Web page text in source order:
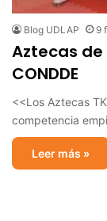
Blog UDLAP 9
Aztecas
CONDDE
<<Los Aztecas
competencia
Leer más »